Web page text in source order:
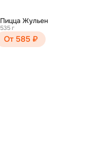
Пицца Жульен
535 г
От 585 ₽